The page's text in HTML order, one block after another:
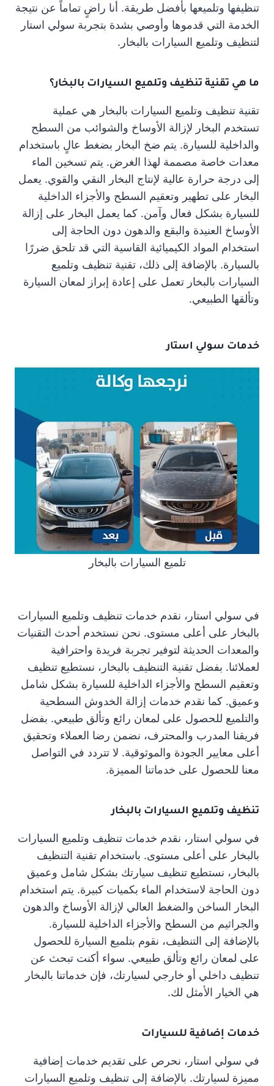
تنظيفها وتلميعها بأفضل طريقة. أنا راضٍ تماماً عن نتيجة
الخدمة التي قدموها وأوصي بشدة بتجربة سولي استار
لتنظيف وتلميع السيارات بالبخار.
ما هي تقنية تنظيف وتلميع السيارات بالبخار؟
تقنية تنظيف وتلميع السيارات بالبخار هي عملية
تستخدم البخار لإزالة الأوساخ والشوائب من السطح
والداخلية للسيارة. يتم ضخ البخار بضغط عالٍ باستخدام
معدات خاصة مصممة لهذا الغرض. يتم تسخين الماء
إلى درجة حرارة عالية لإنتاج البخار النقي والقوي. يعمل
البخار على تطهير وتعقيم السطح والأجزاء الداخلية
للسيارة بشكل فعال وآمن. كما يعمل البخار على إزالة
الأوساخ العنيدة والبقع والدهون دون الحاجة إلى
استخدام المواد الكيميائية القاسية التي قد تلحق ضررًا
بالسيارة. بالإضافة إلى ذلك، تقنية تنظيف وتلميع
السيارات بالبخار تعمل على إعادة إبراز لمعان السيارة
وتألقها الطبيعي.
خدمات سولي استار
تلميع السيارات بالبخار
في سولي استار، نقدم خدمات تنظيف وتلميع السيارات
بالبخار على أعلى مستوى. نحن نستخدم أحدث التقنيات
والمعدات الحديثة لتوفير تجربة فريدة واحترافية
لعملائنا. بفضل تقنية التنظيف بالبخار، نستطيع تنظيف
وتعقيم السطح والأجزاء الداخلية للسيارة بشكل شامل
وعميق. كما نقدم خدمات إزالة الخدوش السطحية
والتلميع للحصول على لمعان رائع وتألق طبيعي. بفضل
فريقنا المدرب والمحترف، نضمن رضا العملاء وتحقيق
أعلى معايير الجودة والموثوقية. لا تتردد في التواصل
معنا للحصول على خدماتنا المميزة.
تنظيف وتلميع السيارات بالبخار
في سولي استار، نقدم خدمات تنظيف وتلميع السيارات
بالبخار على أعلى مستوى. باستخدام تقنية التنظيف
بالبخار، نستطيع تنظيف سيارتك بشكل شامل وعميق
دون الحاجة لاستخدام الماء بكميات كبيرة. يتم استخدام
البخار الساخن والضغط العالي لإزالة الأوساخ والدهون
والجراثيم من السطح والأجزاء الداخلية للسيارة.
بالإضافة إلى التنظيف، نقوم بتلميع السيارة للحصول
على لمعان رائع وتألق طبيعي. سواء أكنت تبحث عن
تنظيف داخلي أو خارجي لسيارتك، فإن خدماتنا بالبخار
هي الخيار الأمثل لك.
خدمات إضافية للسيارات
في سولي استار، نحرص على تقديم خدمات إضافية
مميزة لسيارتك. بالإضافة إلى تنظيف وتلميع السيارات